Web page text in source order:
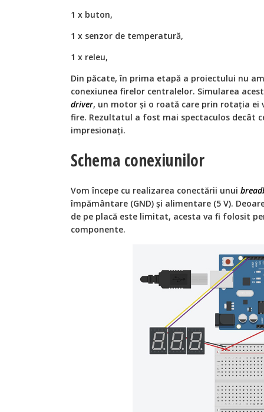
1 x buton,
1 x senzor de temperatură,
1 x releu,
Din păcate, în prima etapă a proiectului nu
conexiunea firelor centralelor. Simularea
driver, un motor și o roată care prin rotația ei
fire. Rezultatul a fost mai spectaculos decât
impresionați.
Schema conexiunilor
Vom începe cu realizarea conectării unui
împământare (GND) și alimentare (5 V).
de pe placă este limitat, acesta va fi folosit
componente.